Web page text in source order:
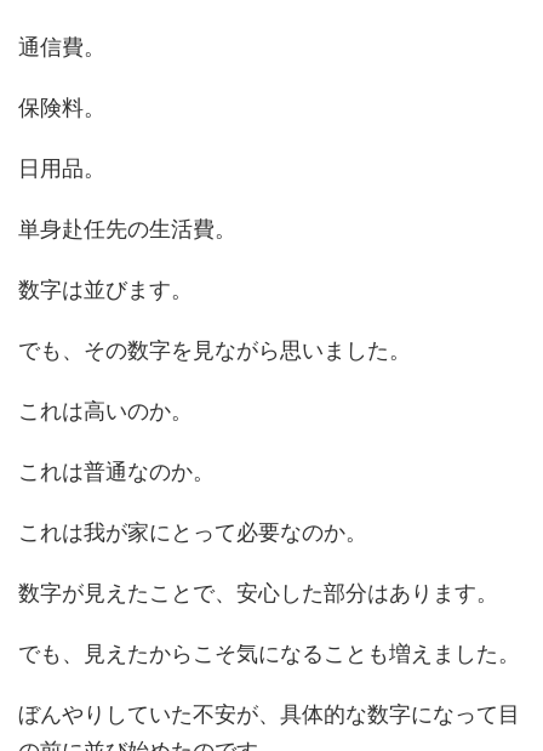
通信費。
保険料。
日用品。
単身赴任先の生活費。
数字は並びます。
でも、その数字を見ながら思いました。
これは高いのか。
これは普通なのか。
これは我が家にとって必要なのか。
数字が見えたことで、安心した部分はあります。
でも、見えたからこそ気になることも増えました。
ぼんやりしていた不安が、具体的な数字になって目